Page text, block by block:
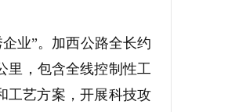
业”。加西公路全长约
里，包含全线控制性工
工艺方案，开展科技攻